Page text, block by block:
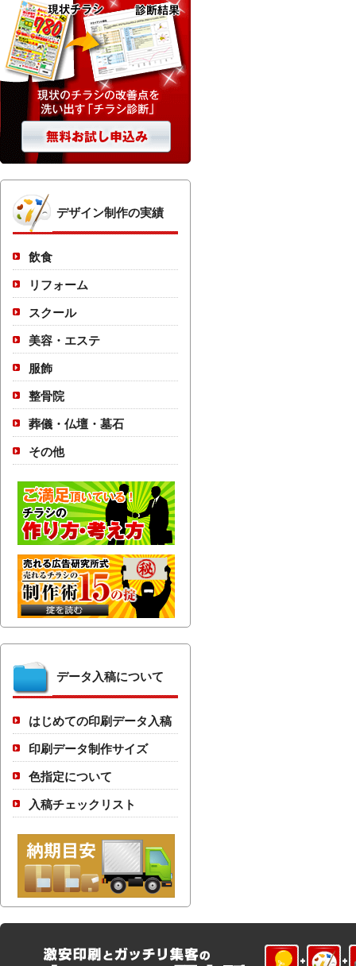
デザイン制作の実績
飲食
リフォーム
スクール
美容・エステ
服飾
整骨院
葬儀・仏壇・墓石
その他
データ入稿について
はじめての印刷データ入稿
印刷データ制作サイズ
色指定について
入稿チェックリスト